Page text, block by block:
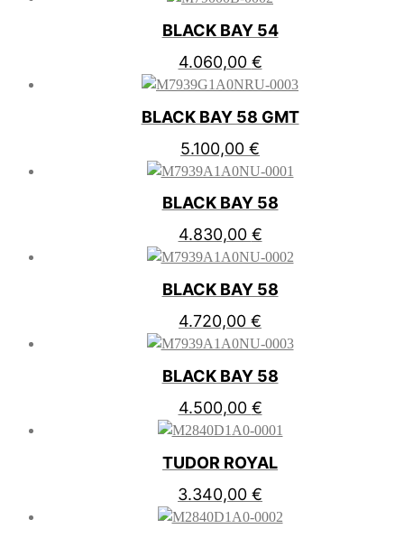
BLACK BAY 54
4.060,00 €
BLACK BAY 58 GMT
5.100,00 €
BLACK BAY 58
4.830,00 €
BLACK BAY 58
4.720,00 €
BLACK BAY 58
4.500,00 €
TUDOR ROYAL
3.340,00 €